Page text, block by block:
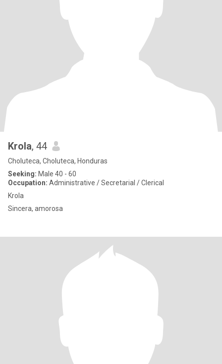
Krola, 44
Choluteca, Choluteca, Honduras
Seeking: Male 40 - 60
Occupation: Administrative / Secretarial / Clerical
Krola
Sincera, amorosa